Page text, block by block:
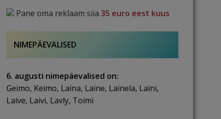
Pane oma reklaam siia 35 euro eest kuus
NIMEPÄEVALISED
6. augusti nimepäevalised on:
Geimo, Keimo, Laina, Laine, Lainela, Laini,
Laive, Laivi, Lavly, Toimi